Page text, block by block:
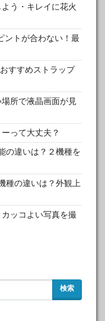
う・キレイに花火
ントが合わない！最
おすすめストラップ
場所で液晶画面が見
って大丈夫？
の違いは？２機種を
種の違いは？外観上
カッコよい写真を撮
検索